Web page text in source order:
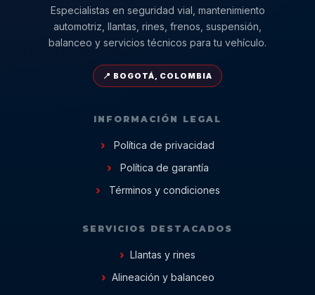
Especialistas en seguridad vial, mantenimiento
automotriz, llantas, rines, frenos, suspensión,
balanceo y servicios técnicos para tu vehículo.
📍 BOGOTÁ, COLOMBIA
INFORMACIÓN LEGAL
Política de privacidad
Política de garantía
Términos y condiciones
SERVICIOS DESTACADOS
Llantas y rines
Alineación y balanceo